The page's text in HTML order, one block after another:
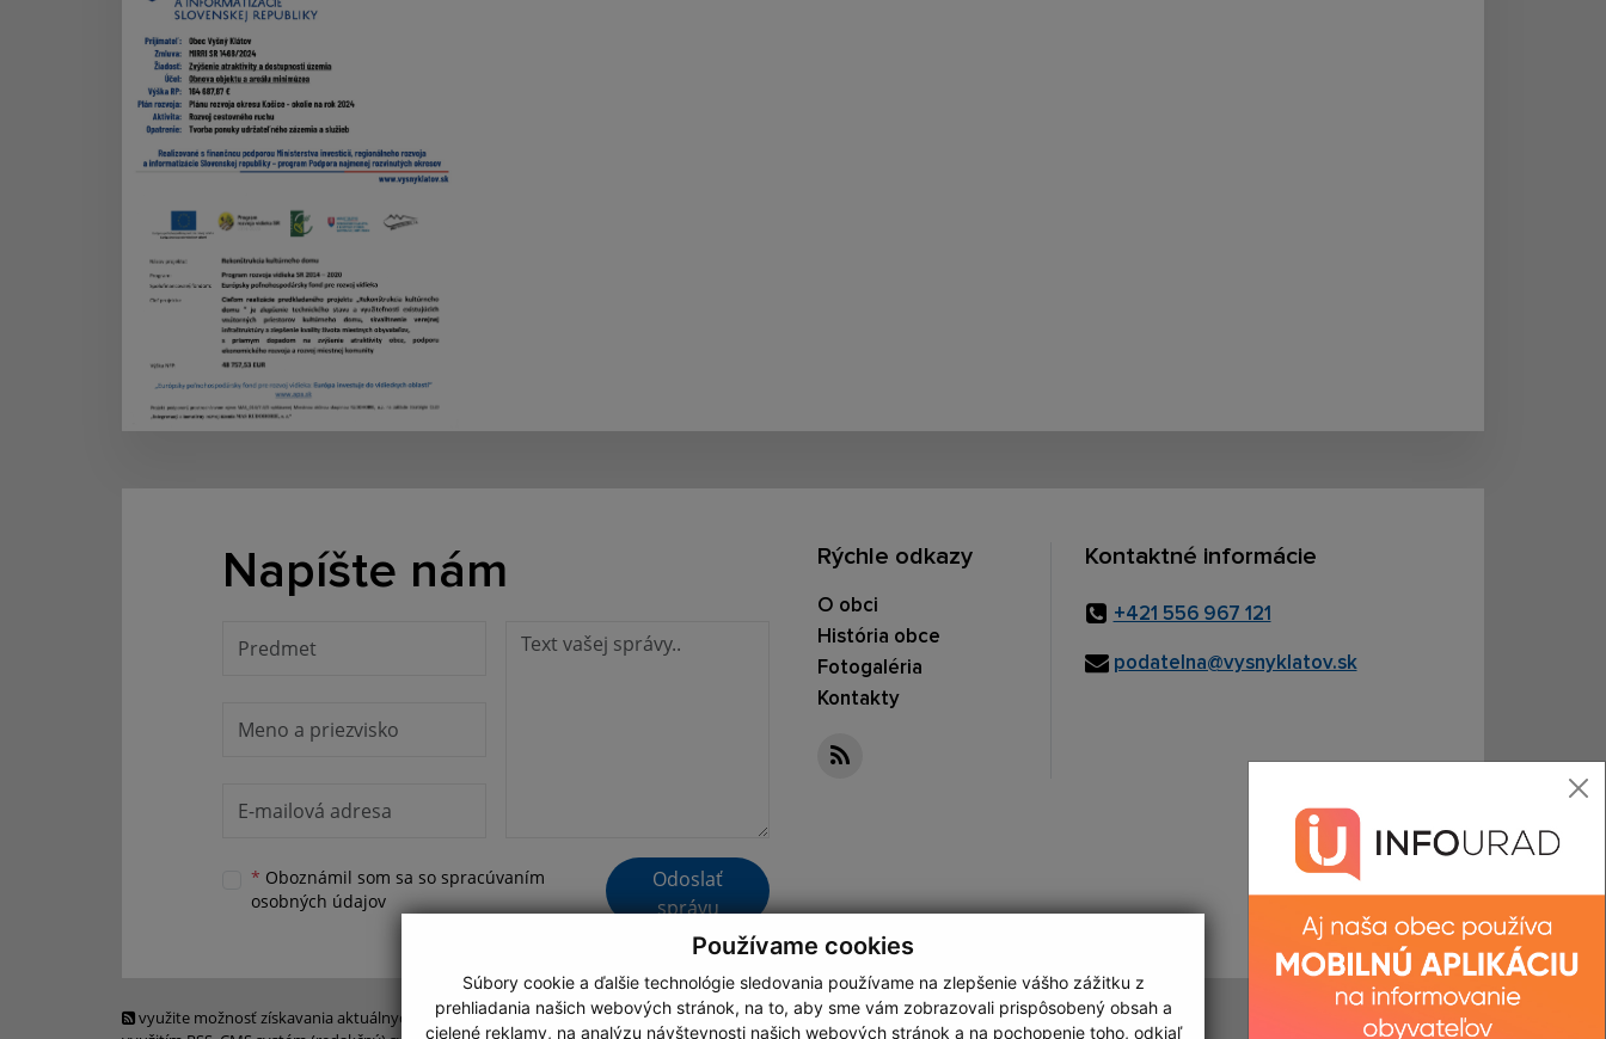
Používame cookies
Súbory cookie a ďalšie technológie sledovania používame na zlepšenie vášho zážitku z
prehliadania našich webových stránok, na to, aby sme vám zobrazovali prispôsobený obsah a
cielené reklamy, na analýzu návštevnosti našich webových stránok a na pochopenie toho, odkiaľ
Napíšte nám
* Oboznámil som sa so spracúvaním
osobných údajov
Odoslať
správu
Rýchle odkazy
O obci
História obce
Fotogaléria
Kontakty
Kontaktné informácie
+421 556 967 121
podatelna@vysnyklatov.sk
využite možnosť získavania aktuálnych informácií s
Posledná aktualizácia:07.08.2026